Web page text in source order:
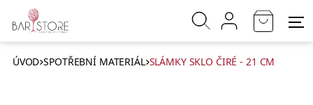
ÚVOD SPOTŘEBNÍ MATERIÁL SLÁMKY SKLO ČIRÉ - 21 CM